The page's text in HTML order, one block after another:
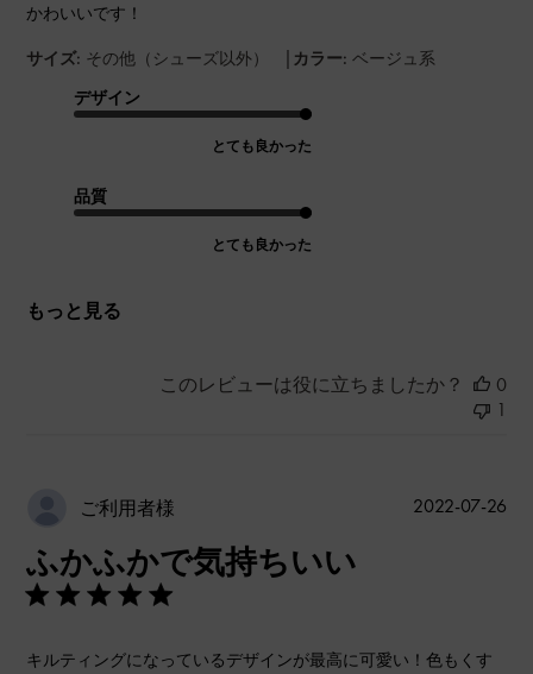
かわいいです！
サイズ: その他（シューズ以外） | カラー: ベージュ系
デザイン
とても良かった
品質
とても良かった
もっと見る
このレビューは役に立ちましたか？
0
1
ご利用者様
ふかふかで気持ちいい
キルティングになっているデザインが最高に可愛い！色もくす
公
2022-07-26